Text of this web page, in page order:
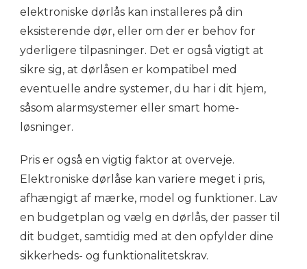
elektroniske dørlås kan installeres på din
eksisterende dør, eller om der er behov for
yderligere tilpasninger. Det er også vigtigt at
sikre sig, at dørlåsen er kompatibel med
eventuelle andre systemer, du har i dit hjem,
såsom alarmsystemer eller smart home-
løsninger.
Pris er også en vigtig faktor at overveje.
Elektroniske dørlåse kan variere meget i pris,
afhængigt af mærke, model og funktioner. Lav
en budgetplan og vælg en dørlås, der passer til
dit budget, samtidig med at den opfylder dine
sikkerheds- og funktionalitetskrav.